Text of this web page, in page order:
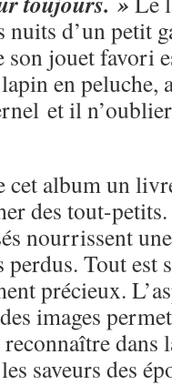
nuits d’un petit
son jouet favori
en peluche,
et il
cet album un
des tout-
nourrissent
Tout est
précieux.
images
dans
saveurs des